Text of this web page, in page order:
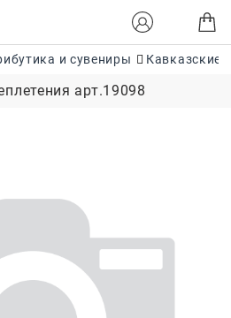
и сувениры Кавказские
арт.19098